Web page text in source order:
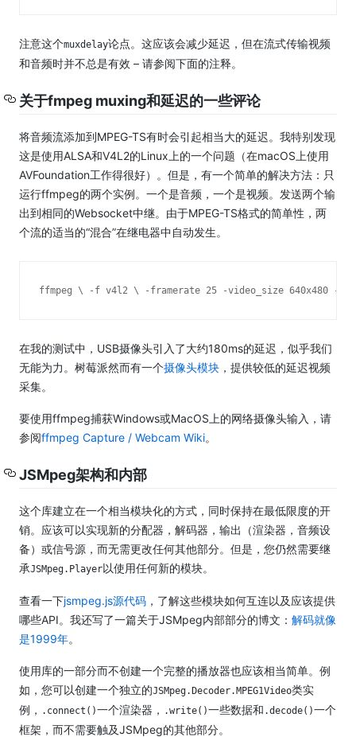
注意这个muxdelay论点。 这应该会减少延迟，但在流式传输视频
和音频时并不总是有效 – 请参阅下面的注释。
关于fmpeg muxing和延迟的一些评论
将音频流添加到MPEG-TS有时会引起相当大的延迟。 我特别发现
这是使用ALSA和V4L2的Linux上的一个问题（在macOS上使用
AVFoundation工作得很好）。 但是，有一个简单的解决方法：只
运行ffmpeg的两个实例。 一个是音频，一个是视频。 发送两个输
出到相同的Websocket中继。 由于MPEG-TS格式的简单性，两
个流的适当的“混合”在继电器中自动发生。
ffmpeg \ -f v4l2 \ -framerate 25 -video_size 640x480 -i
在我的测试中，USB摄像头引入了大约180ms的延迟，似乎我们
无能为力。 树莓派然而有一个摄像头模块 ，提供较低的延迟视频
采集。
要使用ffmpeg捕获Windows或MacOS上的网络摄像头输入，请
参阅ffmpeg Capture / Webcam Wiki。
JSMpeg架构和内部
这个库建立在一个相当模块化的方式，同时保持在最低限度的开
销。 应该可以实现新的分配器，解码器，输出（渲染器，音频设
备）或信号源，而无需更改任何其他部分。 但是，您仍然需要继
承JSMpeg.Player以使用任何新的模块。
查看一下jsmpeg.js源代码 ，了解这些模块如何互连以及应该提供
哪些API。 我还写了一篇关于JSMpeg内部部分的博文： 解码就像
是1999年。
使用库的一部分而不创建一个完整的播放器也应该相当简单。 例
如，您可以创建一个独立的JSMpeg.Decoder.MPEG1Video类实
例 ， .connect()一个渲染器， .write()一些数据和 .decode()一个
框架，而不需要触及JSMpeg的其他部分。